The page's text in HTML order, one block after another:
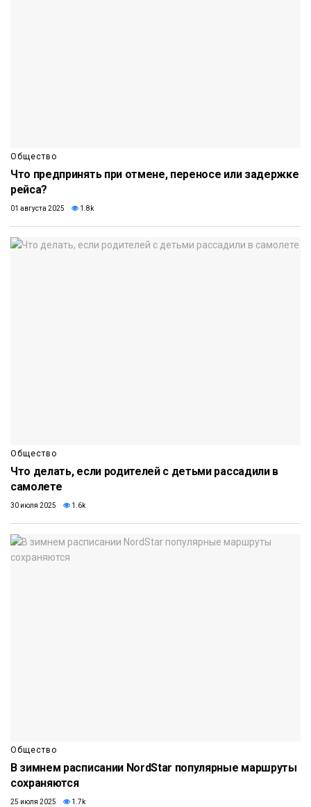
Общество
Что предпринять при отмене, переносе или задержке
рейса?
01 августа 2025 1.8k
Общество
Что делать, если родителей с детьми рассадили в
самолете
30 июля 2025 1.6k
Общество
В зимнем расписании NordStar популярные маршруты
сохраняются
25 июля 2025 1.7k